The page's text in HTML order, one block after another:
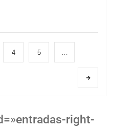
4 5
right-